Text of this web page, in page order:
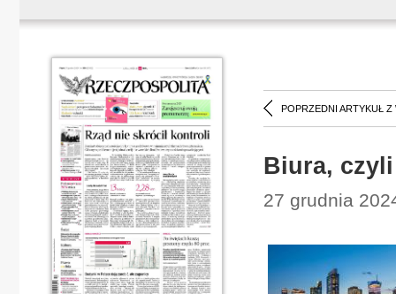
POPRZEDNI ARTYKUŁ Z
Biura,
27 grudnia